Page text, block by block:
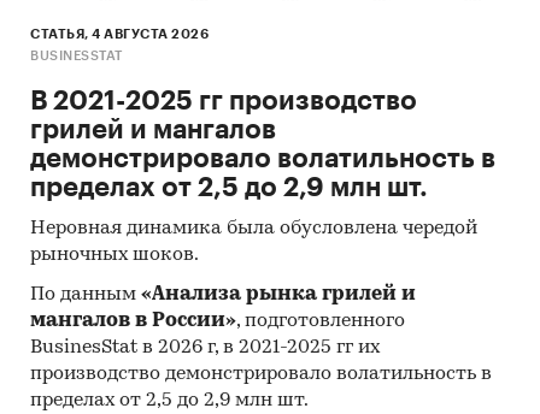
Беларусь, США.
экспортеров покупает Казахстан (более 50%),
крупнейший покупатель - GARDEN REACH
SHIPBUILDERS & ENGINEERS LTD
Данные игроков ВЭД:
Также в исследовании представлена
информация об участниках ВЭД с объемами
поставок:
- Рейтинг крупнейших российских импортеров
и зарубежных поставщиков
- Рейтинг ведущих российских экспортеров и
зарубежных покупателей
СТАТЬЯ, 4 АВГУСТА 2026
BUSINESSTAT
В 2021-2025 гг производство
грилей и мангалов
демонстрировало волатильность в
пределах от 2,5 до 2,9 млн шт.
Неровная динамика была обусловлена чередой
рыночных шоков.
По данным «Анализа рынка грилей и
мангалов в России», подготовленного
BusinesStat в 2026 г, в 2021-2025 гг их
производство демонстрировало волатильность в
пределах от 2,5 до 2,9 млн шт.